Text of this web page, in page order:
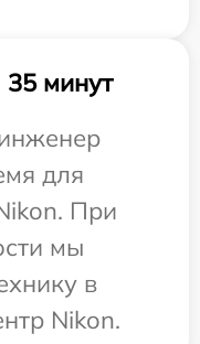
минут
для
При
мы
в
Nikon.